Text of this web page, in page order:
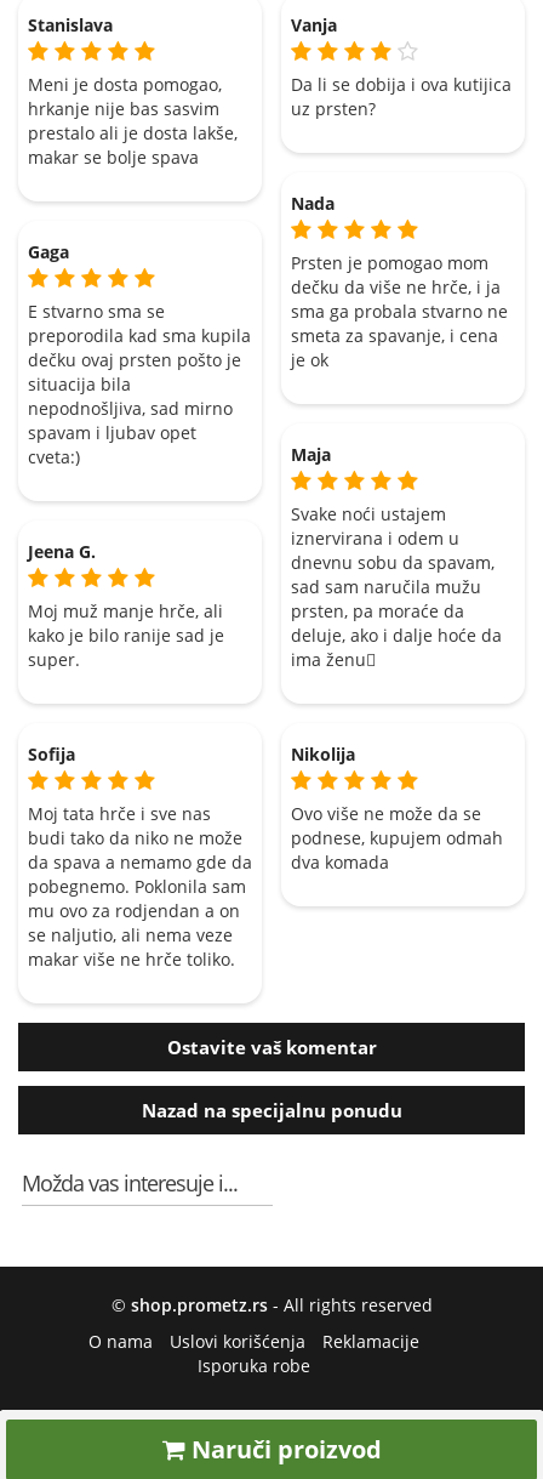
Naruči proizvod
Stanislava
Meni je dosta pomogao,
hrkanje nije bas sasvim
prestalo ali je dosta lakše,
makar se bolje spava
Gaga
E stvarno sma se
preporodila kad sma kupila
dečku ovaj prsten pošto je
situacija bila
nepodnošljiva, sad mirno
spavam i ljubav opet
cveta:)
Jeena G.
Moj muž manje hrče, ali
kako je bilo ranije sad je
super.
Sofija
Moj tata hrče i sve nas
budi tako da niko ne može
da spava a nemamo gde da
pobegnemo. Poklonila sam
mu ovo za rodjendan a on
se naljutio, ali nema veze
makar više ne hrče toliko.
Vanja
Da li se dobija i ova kutijica
uz prsten?
Nada
Prsten je pomogao mom
dečku da više ne hrče, i ja
sma ga probala stvarno ne
smeta za spavanje, i cena
je ok
Maja
Svake noći ustajem
iznervirana i odem u
dnevnu sobu da spavam,
sad sam naručila mužu
prsten, pa moraće da
deluje, ako i dalje hoće da
ima ženu
Nikolija
Ovo više ne može da se
podnese, kupujem odmah
dva komada
Ostavite vaš komentar
Nazad na specijalnu ponudu
Možda vas interesuje i...
© shop.prometz.rs- All rights reserved
O nama
Uslovi korišćenja
Reklamacije
Isporuka robe